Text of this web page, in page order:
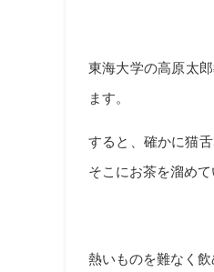
東海大学の高原太
ます。
すると、確かに猫
そこにお茶を溜めて
熱いものを難なく